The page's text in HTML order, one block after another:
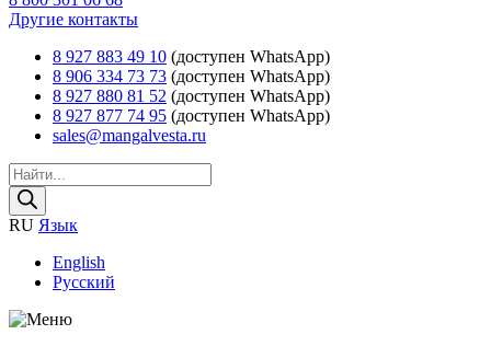
Другие контакты
8 927 883 49 10 (доступен WhatsApp)
8 906 334 73 73 (доступен WhatsApp)
8 927 880 81 52 (доступен WhatsApp)
8 927 877 74 95 (доступен WhatsApp)
sales@mangalvesta.ru
Поиск
товаров
RU Язык
English
Русский